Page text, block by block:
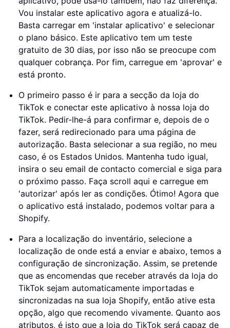
Vou instalar este aplicativo agora e atualizá-lo.
Basta carregar em 'instalar aplicativo' e selecionar
o plano básico. Este aplicativo tem um teste
gratuito de 30 dias, por isso não se preocupe com
qualquer cobrança. Por fim, carregue em 'aprovar' e
está pronto.
O primeiro passo é ir para a secção da loja do
TikTok e conectar este aplicativo à nossa loja do
TikTok. Pedir-lhe-á para confirmar e, depois de o
fazer, será redirecionado para uma página de
autorização. Basta selecionar a sua região, no meu
caso, é os Estados Unidos. Mantenha tudo igual,
insira o seu email de contacto comercial e siga para
o próximo passo. Faça scroll aqui e carregue em
'autorizar' após ler as condições. Ótimo! Agora que
o aplicativo está instalado, podemos voltar para a
Shopify.
Para a localização do inventário, selecione a
localização de onde está a enviar e abaixo, temos a
configuração de sincronização. Assim, se pretende
que as encomendas que receber através da loja do
TikTok sejam automaticamente importadas e
sincronizadas na sua loja Shopify, então ative esta
opção, algo que recomendo vivamente. Quanto aos
atributos, é isto que a loja do TikTok será capaz de